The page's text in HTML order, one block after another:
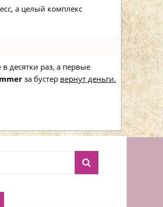
а целый комплекс
десятки раз, а первые
за бустер вернут деньги.